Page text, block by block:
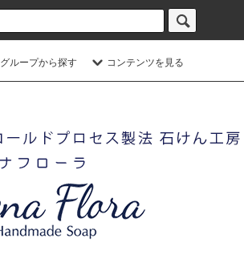
グループから探す コンテンツを見る